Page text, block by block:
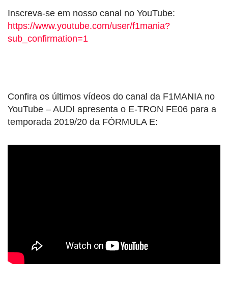
Inscreva-se em nosso canal no YouTube:
https://www.youtube.com/user/f1mania?
sub_confirmation=1
Confira os últimos vídeos do canal da F1MANIA no
YouTube – AUDI apresenta o E-TRON FE06 para a
temporada 2019/20 da FÓRMULA E: